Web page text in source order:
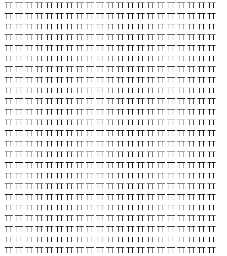
TT TT TT TT TT TT TT TT TT TT TT TT TT TT TT TT TT TT TT TT TT
TT TT TT TT TT TT TT TT TT TT TT TT TT TT TT TT TT TT TT TT TT
TT TT TT TT TT TT TT TT TT TT TT TT TT TT TT TT TT TT TT TT TT
TT TT TT TT TT TT TT TT TT TT TT TT TT TT TT TT TT TT TT TT TT
TT TT TT TT TT TT TT TT TT TT TT TT TT TT TT TT TT TT TT TT TT
TT TT TT TT TT TT TT TT TT TT TT TT TT TT TT TT TT TT TT TT TT
TT TT TT TT TT TT TT TT TT TT TT TT TT TT TT TT TT TT TT TT TT
TT TT TT TT TT TT TT TT TT TT TT TT TT TT TT TT TT TT TT TT TT
TT TT TT TT TT TT TT TT TT TT TT TT TT TT TT TT TT TT TT TT TT
TT TT TT TT TT TT TT TT TT TT TT TT TT TT TT TT TT TT TT TT TT
TT TT TT TT TT TT TT TT TT TT TT TT TT TT TT TT TT TT TT TT TT
TT TT TT TT TT TT TT TT TT TT TT TT TT TT TT TT TT TT TT TT TT
TT TT TT TT TT TT TT TT TT TT TT TT TT TT TT TT TT TT TT TT TT
TT TT TT TT TT TT TT TT TT TT TT TT TT TT TT TT TT TT TT TT TT
TT TT TT TT TT TT TT TT TT TT TT TT TT TT TT TT TT TT TT TT TT
TT TT TT TT TT TT TT TT TT TT TT TT TT TT TT TT TT TT TT TT TT
TT TT TT TT TT TT TT TT TT TT TT TT TT TT TT TT TT TT TT TT TT
TT TT TT TT TT TT TT TT TT TT TT TT TT TT TT TT TT TT TT TT TT
TT TT TT TT TT TT TT TT TT TT TT TT TT TT TT TT TT TT TT TT TT
TT TT TT TT TT TT TT TT TT TT TT TT TT TT TT TT TT TT TT TT TT
TT TT TT TT TT TT TT TT TT TT TT TT TT TT TT TT TT TT TT TT TT
TT TT TT TT TT TT TT TT TT TT TT TT TT TT TT TT TT TT TT TT TT
TT TT TT TT TT TT TT TT TT TT TT TT TT TT TT TT TT TT TT TT TT
TT TT TT TT TT TT TT TT TT TT TT TT TT TT TT TT TT TT TT TT TT